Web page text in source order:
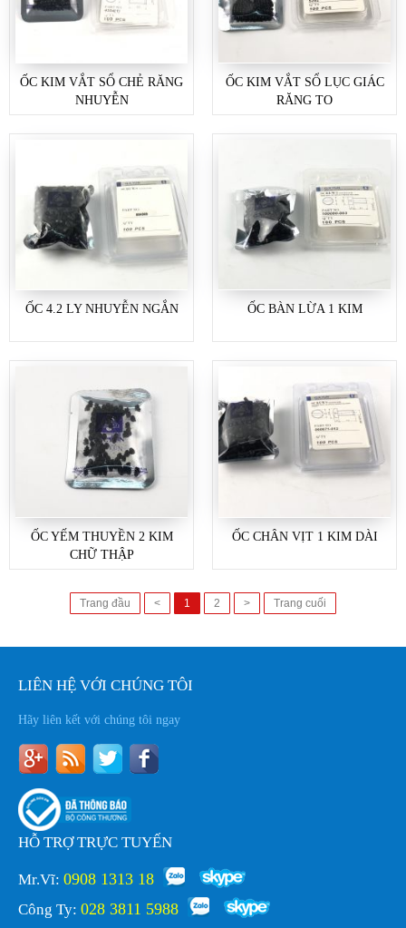
ỐC KIM VẮT SỔ CHẺ RĂNG
NHUYỄN
ỐC KIM VẮT SỔ LỤC GIÁC
RĂNG TO
ỐC 4.2 LY NHUYỄN NGẮN ỐC BÀN LỪA 1 KIM
ỐC YẾM THUYỀN 2 KIM
CHỮ THẬP
ỐC CHÂN VỊT 1 KIM DÀI
Trang đầu < 1 2 > Trang cuối
LIÊN HỆ VỚI CHÚNG TÔI
Hãy liên kết với chúng tôi ngay
HỖ TRỢ TRỰC TUYẾN
Mr.Vĩ: 0908 1313 18
Công Ty: 028 3811 5988